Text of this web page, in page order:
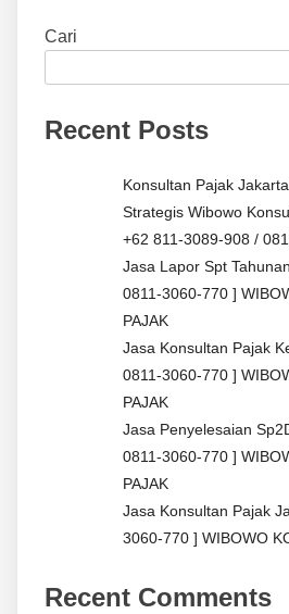
Cari
Recent Posts
Konsultan Pajak
Strategis Wibowo
+62 811-3089-908 /
Jasa Lapor Spt
0811-3060-770 ]
PAJAK
Jasa Konsultan Pajak
0811-3060-770 ]
PAJAK
Jasa Penyelesaian
0811-3060-770 ]
PAJAK
Jasa Konsultan Pajak
3060-770 ] WIBOWO
Recent Comments